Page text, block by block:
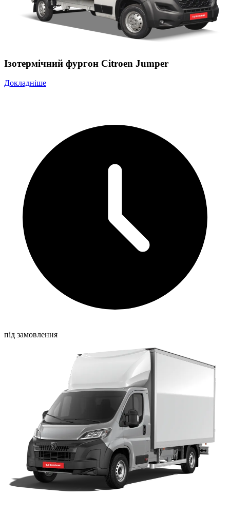
Ізотермічний фургон Citroen Jumper
Докладніше
під замовлення